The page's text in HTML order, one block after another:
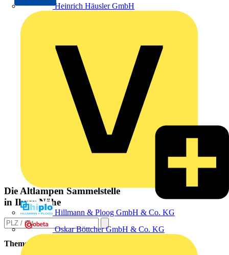
Heinrich Häusler GmbH
Hillmann & Ploog GmbH & Co. KG
Oskar Böttcher GmbH & Co. KG
Die Altlampen Sammelstelle
in Ihrer Nähe
Themen